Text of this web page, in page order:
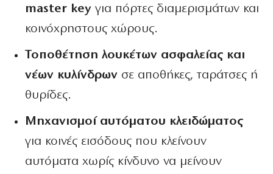
master key για πόρτες διαμερισμάτων και
κοινόχρηστους χώρους.
Τοποθέτηση λουκέτων ασφαλείας και
νέων κυλίνδρων σε αποθήκες, ταράτσες ή
θυρίδες.
Μηχανισμοί αυτόματου κλειδώματος
για κοινές εισόδους που κλείνουν
αυτόματα χωρίς κίνδυνο να μείνουν